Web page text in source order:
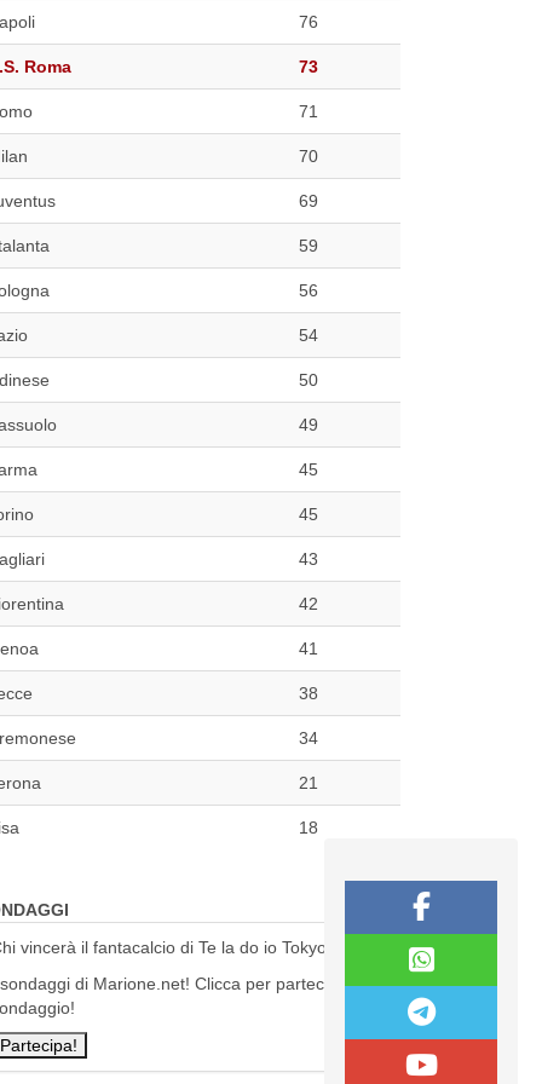
76
Roma 73
71
70
69
59
56
54
50
49
45
45
43
42
41
38
34
21
18
vincerà il fantacalcio di Te la do io Tokyo?
di Marione.net! Clicca per partecipare al